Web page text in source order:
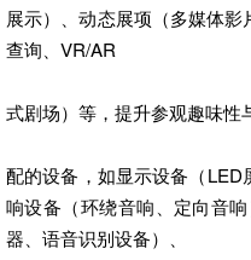
展示）、动态展项（多媒体
查询、VR/AR
式剧场）等，提升参观趣味性
配的设备，如显示设备（
响设备（环绕音响、定向音
器、语音识别设备）、